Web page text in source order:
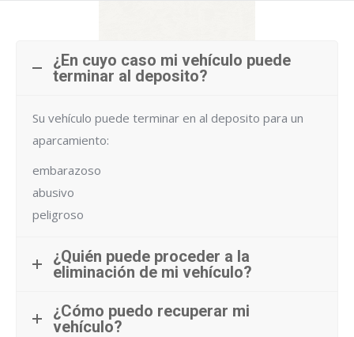
¿En cuyo caso mi vehículo puede
terminar al deposito?
Su vehículo puede terminar en al deposito para un
aparcamiento:
embarazoso
abusivo
peligroso
¿Quién puede proceder a la
eliminación de mi vehículo?
¿Cómo puedo recuperar mi
vehículo?